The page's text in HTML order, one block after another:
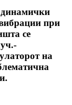
динамички
при
се
на